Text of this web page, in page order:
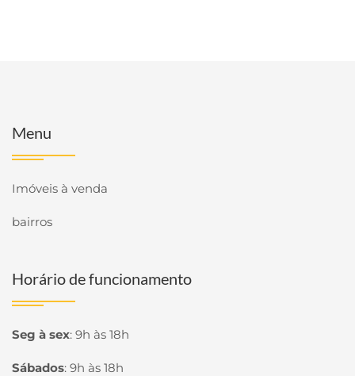
Menu
Imóveis à venda
bairros
Horário de funcionamento
Seg à sex: 9h às 18h
Sábados: 9h às 18h